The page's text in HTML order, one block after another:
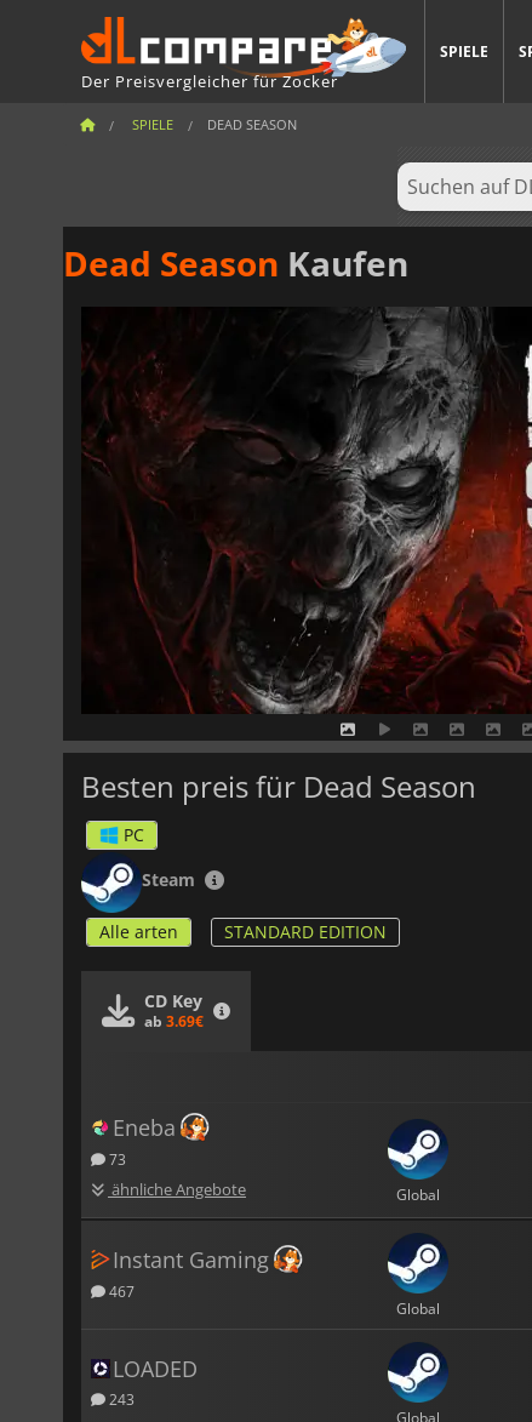
Der Preisvergleicher für Zocker
SPIELE
SPIELE DEAD SEASON
Dead Season Kaufen
Besten preis für Dead Season
PC
Steam
Alle arten STANDARD EDITION
CD Key
ab 3.69€
Eneba
73
ähnliche Angebote Global
Instant Gaming
467
Global
LOADED
243